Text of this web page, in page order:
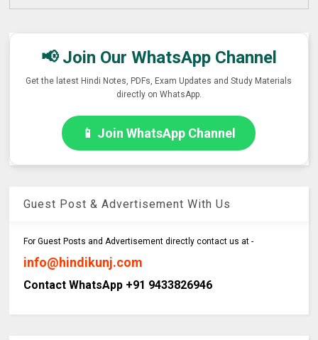
📢 Join Our WhatsApp Channel
Get the latest Hindi Notes, PDFs, Exam Updates and Study Materials
directly on WhatsApp.
📱 Join WhatsApp Channel
Guest Post & Advertisement With Us
For Guest Posts and Advertisement directly contact us at -
info@hindikunj.com
Contact WhatsApp +91 9433826946